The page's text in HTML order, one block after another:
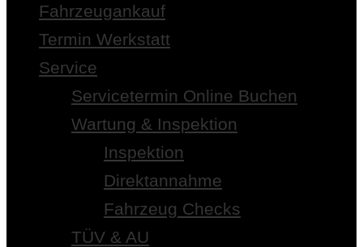
Fahrzeugankauf
Termin Werkstatt
Service
Servicetermin Online Buchen
Wartung & Inspektion
Inspektion
Direktannahme
Fahrzeug Checks
TÜV & AU